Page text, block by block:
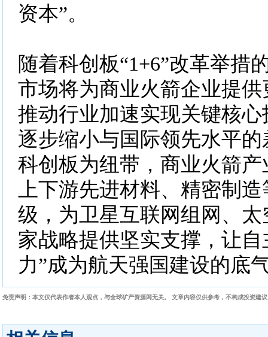
资本”。
随着科创板“1+6”改革举措
市场将为商业火箭企业提
推动行业加速实现关键核
逐步缩小与国际领先水平
科创板为纽带，商业火箭
上下游先进材料、精密制
级，为卫星互联网组网、
家战略提供坚实支撑，让
力”成为航天强国建设的底
免责声明：本文仅代表作者本人观点，与全球矿产资源网无关。 文章内容仅供参考，不构成投资建